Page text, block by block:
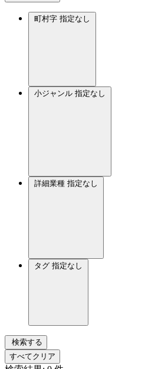
町村字 指定なし
小ジャンル 指定なし
詳細業種 指定なし
タグ 指定なし
検索する
すべてクリア